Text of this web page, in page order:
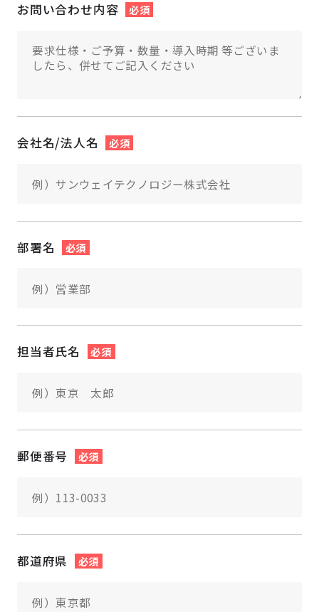
お問い合わせ内容 必須
会社名/法人名 必須
部署名 必須
担当者氏名 必須
郵便番号 必須
都道府県 必須